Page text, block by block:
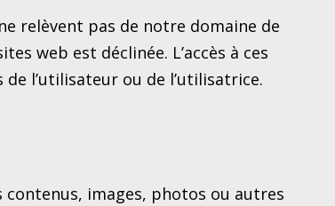
relèvent pas de notre domaine de
web est déclinée. L’accès à ces
l’utilisateur ou de l’utilisatrice.
images, photos ou autres